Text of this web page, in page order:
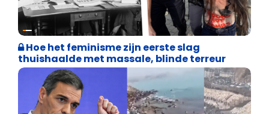
Cultuuroorlog
Hoe het feminisme zijn eerste slag
thuishaalde met massale, blinde terreur